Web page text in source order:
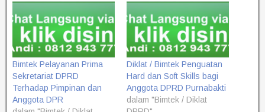
Bimtek Pelayanan Prima
Sekretariat DPRD
Terhadap Pimpinan dan
Anggota DPR
Diklat / Bimtek Penguatan
Hard dan Soft Skills bagi
Anggota DPRD Purnabakti
dalam "Bimtek / Diklat